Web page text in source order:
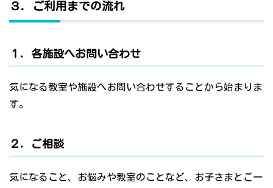
３．ご利用までの流れ
１．各施設へお問い合わせ
気になる教室や施設へお問い合わせすることから始まりま
す。
２．ご相談
気になること、お悩みや教室のことなど、お子さまとご一